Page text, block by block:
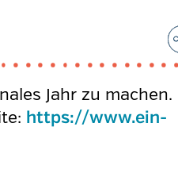
Jahr zu machen.
https://www.ein-